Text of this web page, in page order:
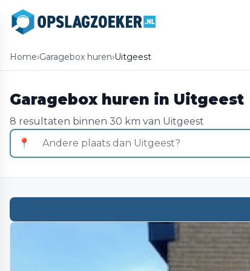
Home›Garagebox huren›Uitgeest
Garagebox huren in Uitgeest
8 resultaten binnen 30 km van Uitgeest
📍